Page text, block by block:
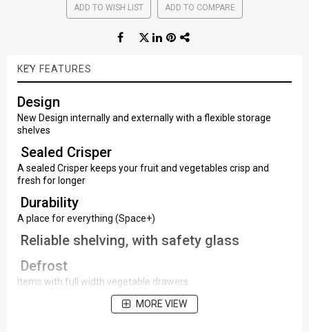
ADD TO WISH LIST ADD TO COMPARE
KEY FEATURES
Design
New Design internally and externally with a flexible storage
shelves
Sealed Crisper
A sealed Crisper keeps your fruit and vegetables crisp and
fresh for longer
Durability
A place for everything (Space+)
Reliable shelving, with safety glass
Defrost
Items with full width vegetable drawers
MORE VIEW